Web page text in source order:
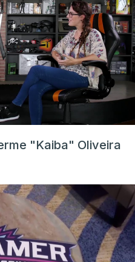
"Kaiba" Oliveira